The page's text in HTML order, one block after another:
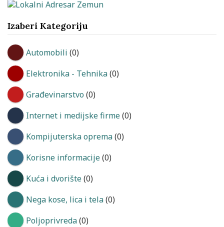
Izaberi Kategoriju
Automobili (0)
Elektronika - Tehnika(0)
Građevinarstvo (0)
Internet i medijske firme(0)
Kompijuterska oprema(0)
Korisne informacije(0)
Kuća i dvorište(0)
Nega kose, lica i tela(0)
Poljoprivreda(0)